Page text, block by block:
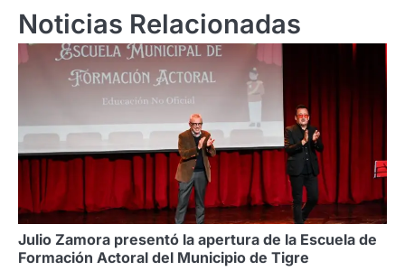
Noticias Relacionadas
Julio Zamora presentó la apertura de la Escuela de
Formación Actoral del Municipio de Tigre